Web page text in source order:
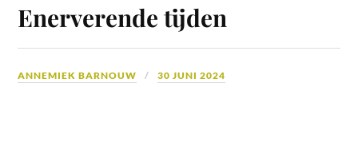
Enerverende tijden
ANNEMIEK BARNOUW 30 JUNI 2024